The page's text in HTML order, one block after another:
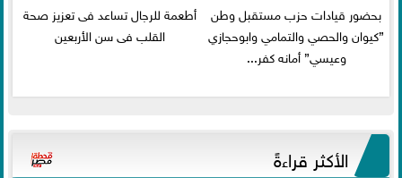
بحضور قيادات حزب مستقبل وطن
”كيوان والحصي والتمامي وابوحجازي
وعيسي” أمانه كفر...
أطعمة للرجال تساعد فى تعزيز صحة
القلب فى سن الأربعين
الأكثر قراءةً